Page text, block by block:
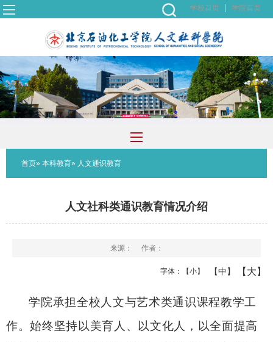
学校首页 学院首页
首页» 本科教育» 人文通识教育
人文社科类通识教育情况介绍
来源： 作者：
字体： 【小】 【中】 【大】
学院承担全校人文与艺术类通识课程教学工
作。始终坚持以美育人、以文化人， 以全面提高